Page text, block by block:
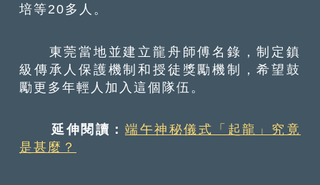
培等20多人。
東莞當地並建立龍舟師傅名錄，制定鎮
級傳承人保護機制和授徒獎勵機制，希望鼓
勵更多年輕人加入這個隊伍。
延伸閱讀： 端午神秘儀式「起龍」究竟
是甚麼？